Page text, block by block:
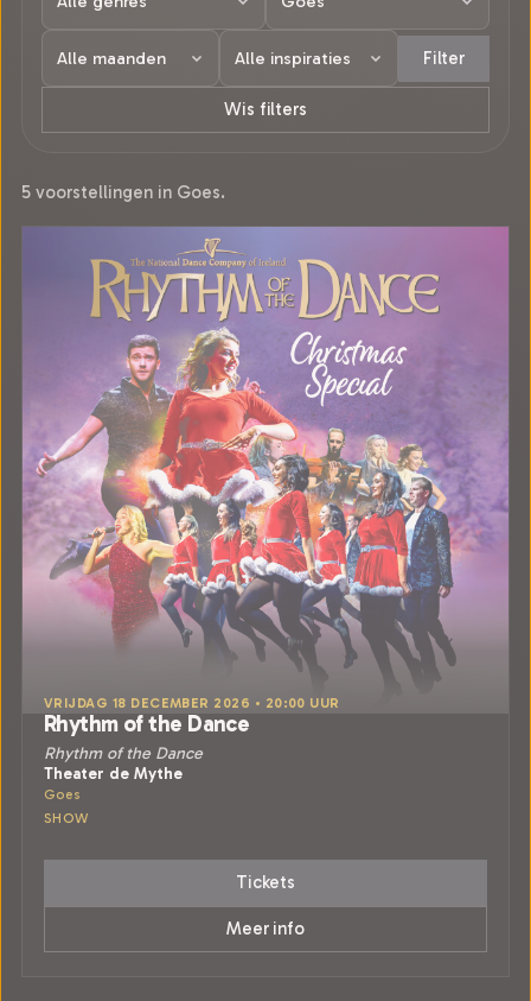
Filter
Wis filters
5 voorstellingen in Goes.
VRIJDAG 18 DECEMBER 2026 • 20:00 UUR
Rhythm of the Dance
Rhythm of the Dance
Theater de Mythe
Goes
SHOW
Tickets
Meer info